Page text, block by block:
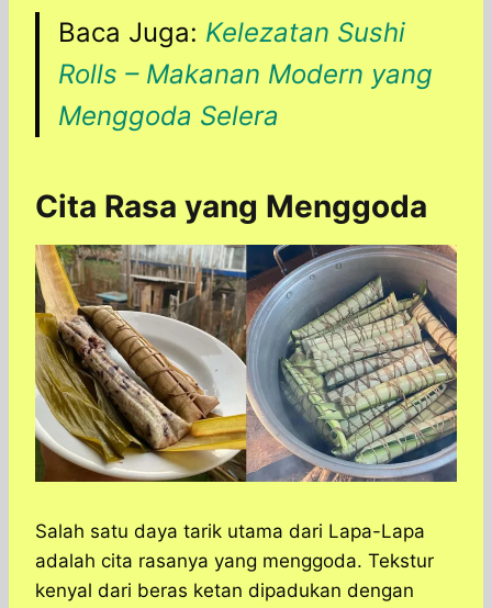
Baca Juga: Kelezatan Sushi
Rolls – Makanan Modern yang
Menggoda Selera
Cita Rasa yang Menggoda
Salah satu daya tarik utama dari Lapa-Lapa
adalah cita rasanya yang menggoda. Tekstur
kenyal dari beras ketan dipadukan dengan